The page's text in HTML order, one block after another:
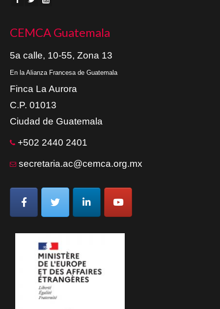
CEMCA Guatemala
5a calle, 10-55, Zona 13
En la Alianza Francesa de Guatemala
Finca La Aurora
C.P. 01013
Ciudad de Guatemala
+502 2440 2401
secretaria.ac@cemca.org.mx